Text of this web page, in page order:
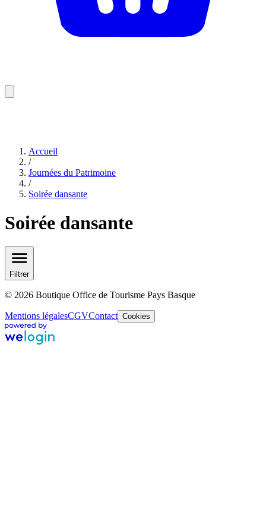
Accueil
/
Journées du Patrimoine
/
Soirée dansante
Soirée dansante
Filtrer
© 2026 Boutique Office de Tourisme Pays Basque
Mentions légalesCGVContact Cookies